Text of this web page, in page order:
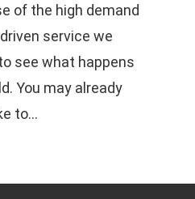
of the high demand
service we
see what happens
You may already
to…